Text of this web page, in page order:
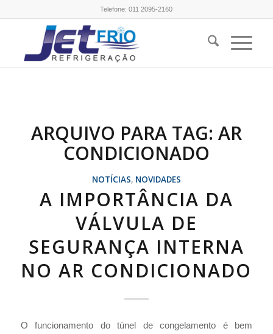
Telefone:011 2095-2160
ARQUIVO PARA TAG: AR
CONDICIONADO
NOTÍCIAS, NOVIDADES
A IMPORTÂNCIA DA
VÁLVULA DE
SEGURANÇA INTERNA
NO AR CONDICIONADO
O funcionamento do túnel de congelamento é bem